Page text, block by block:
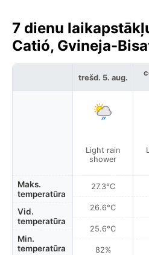
7 dienu
Catió, Gvineja-
Maks.
temperatūra
Vid.
temperatūra
Min.
temperatūra
trešd. 5. aug.
Light rain
shower
27.3°C
26.6°C
25.6°C
82%